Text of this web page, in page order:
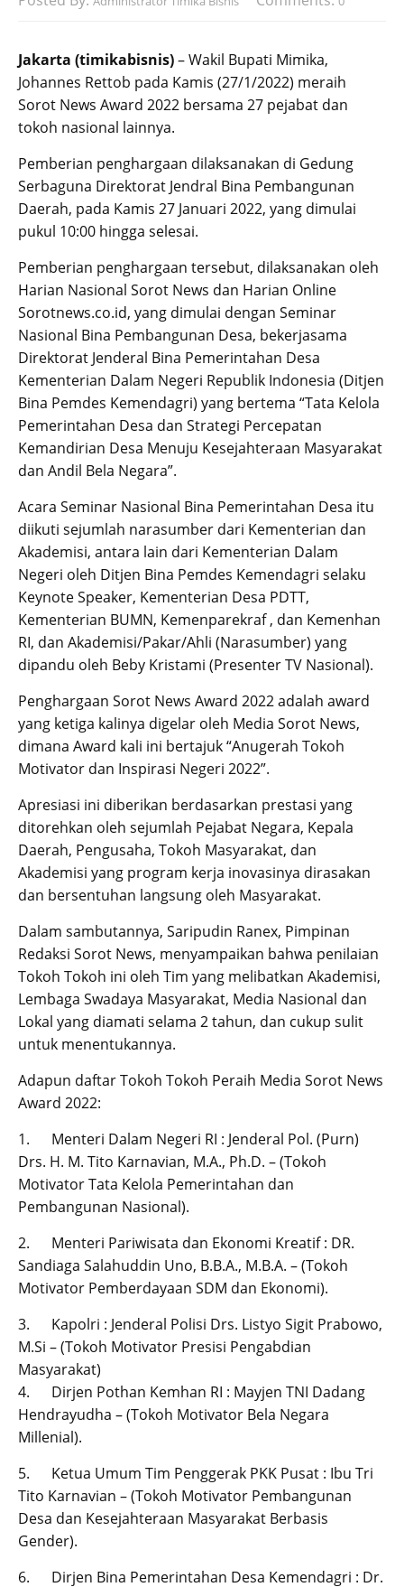
Jakarta (timikabisnis)– Wakil Bupati Mimika,
Johannes Rettob pada Kamis (27/1/2022) meraih
Sorot News Award 2022 bersama 27 pejabat dan
tokoh nasional lainnya.
Pemberian penghargaan dilaksanakan di Gedung
Serbaguna Direktorat Jendral Bina Pembangunan
Daerah, pada Kamis 27 Januari 2022, yang dimulai
pukul 10:00 hingga selesai.
Pemberian penghargaan tersebut, dilaksanakan oleh
Harian Nasional Sorot News dan Harian Online
Sorotnews.co.id, yang dimulai dengan Seminar
Nasional Bina Pembangunan Desa, bekerjasama
Direktorat Jenderal Bina Pemerintahan Desa
Kementerian Dalam Negeri Republik Indonesia (Ditjen
Bina Pemdes Kemendagri) yang bertema “Tata Kelola
Pemerintahan Desa dan Strategi Percepatan
Kemandirian Desa Menuju Kesejahteraan Masyarakat
dan Andil Bela Negara”.
Acara Seminar Nasional Bina Pemerintahan Desa itu
diikuti sejumlah narasumber dari Kementerian dan
Akademisi, antara lain dari Kementerian Dalam
Negeri oleh Ditjen Bina Pemdes Kemendagri selaku
Keynote Speaker, Kementerian Desa PDTT,
Kementerian BUMN, Kemenparekraf , dan Kemenhan
RI, dan Akademisi/Pakar/Ahli (Narasumber) yang
dipandu oleh Beby Kristami (Presenter TV Nasional).
Penghargaan Sorot News Award 2022 adalah award
yang ketiga kalinya digelar oleh Media Sorot News,
dimana Award kali ini bertajuk “Anugerah Tokoh
Motivator dan Inspirasi Negeri 2022”.
Apresiasi ini diberikan berdasarkan prestasi yang
ditorehkan oleh sejumlah Pejabat Negara, Kepala
Daerah, Pengusaha, Tokoh Masyarakat, dan
Akademisi yang program kerja inovasinya dirasakan
dan bersentuhan langsung oleh Masyarakat.
Dalam sambutannya, Saripudin Ranex, Pimpinan
Redaksi Sorot News, menyampaikan bahwa penilaian
Tokoh Tokoh ini oleh Tim yang melibatkan Akademisi,
Lembaga Swadaya Masyarakat, Media Nasional dan
Lokal yang diamati selama 2 tahun, dan cukup sulit
untuk menentukannya.
Adapun daftar Tokoh Tokoh Peraih Media Sorot News
Award 2022:
1. Menteri Dalam Negeri RI : Jenderal Pol. (Purn)
Drs. H. M. Tito Karnavian, M.A., Ph.D. – (Tokoh
Motivator Tata Kelola Pemerintahan dan
Pembangunan Nasional).
2. Menteri Pariwisata dan Ekonomi Kreatif : DR.
Sandiaga Salahuddin Uno, B.B.A., M.B.A. – (Tokoh
Motivator Pemberdayaan SDM dan Ekonomi).
3. Kapolri : Jenderal Polisi Drs. Listyo Sigit Prabowo,
M.Si – (Tokoh Motivator Presisi Pengabdian
Masyarakat)
4. Dirjen Pothan Kemhan RI : Mayjen TNI Dadang
Hendrayudha – (Tokoh Motivator Bela Negara
Millenial).
5. Ketua Umum Tim Penggerak PKK Pusat : Ibu Tri
Tito Karnavian – (Tokoh Motivator Pembangunan
Desa dan Kesejahteraan Masyarakat Berbasis
Gender).
6. Dirjen Bina Pemerintahan Desa Kemendagri : Dr.